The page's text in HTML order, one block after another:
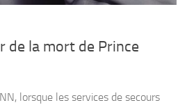
de la mort de Prince
lorsque les services de secours